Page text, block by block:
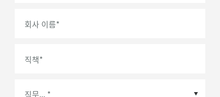
회사 이름*
직책*